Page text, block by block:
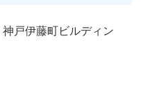
神戸伊藤町ビルディン